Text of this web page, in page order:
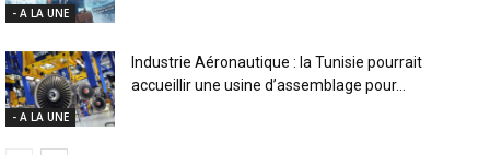
- A LA UNE
- A LA UNE
Industrie Aéronautique : la Tunisie pourrait
accueillir une usine d’assemblage pour...